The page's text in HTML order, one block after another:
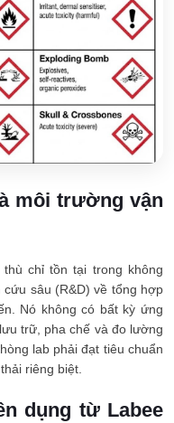
môi trường vận
chỉ tồn tại trong không
sâu (R&D) về tổng hợp
Nó không có bất kỳ ứng
trữ, pha chế và đo lường
lab phải đạt tiêu chuẩn
riêng biệt.
dụng từ Labee